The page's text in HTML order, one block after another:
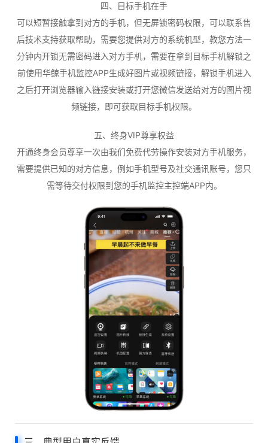
四、目标手机在手
可以短暂接触拿到对方的手机，但无屏锁密码权限，可以联系售
后技术支持获取帮助，需要您提供对方的系统机型，教您方法一
分钟内开锁无需密码进入对方手机，需要在拿到目标手机解锁之
前使用华鲸手机监控APP生成好图片或视频链接，解锁手机进入
之后打开浏览器输入链接安装或打开您微信发送给对方的图片视
频链接，即可获取目标手机权限。
五、终身VIP尊享权益
开通终身会员尊享一次由我们免费代劳操作安装对方手机服务，
需要提供已知的对方信息，例如手机型号及社交通讯账号，您只
需等待交付权限到您的手机监控主控端APP内。